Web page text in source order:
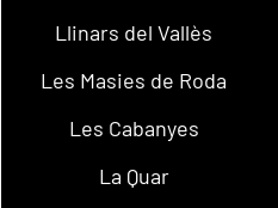
Llinars del Vallès
Les Masies de Roda
Les Cabanyes
La Quar